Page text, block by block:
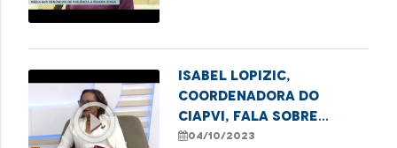
play_circle_outline
Isabel Lopizic,
coordenadora do
CIAPVI, fala sobre
medidas de combate à
04/10/2023